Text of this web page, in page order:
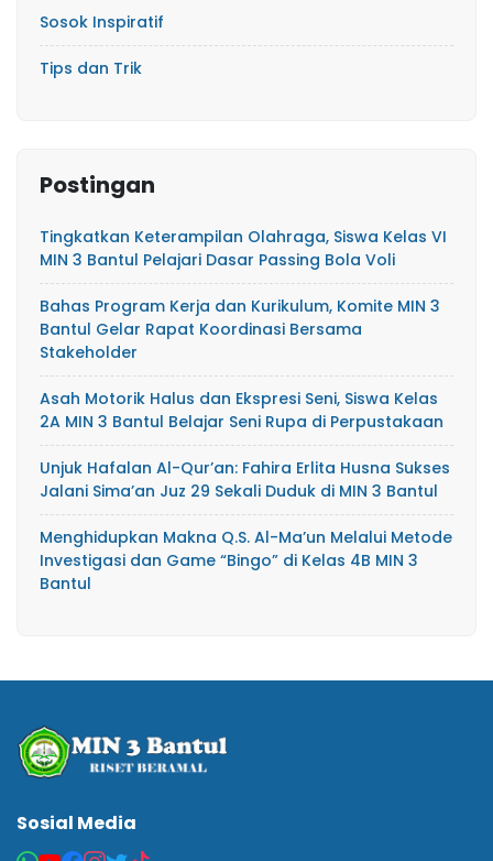
Sosok Inspiratif
Tips dan Trik
Postingan
Tingkatkan Keterampilan Olahraga, Siswa Kelas VI
MIN 3 Bantul Pelajari Dasar Passing Bola Voli
Bahas Program Kerja dan Kurikulum, Komite MIN 3
Bantul Gelar Rapat Koordinasi Bersama
Stakeholder
Asah Motorik Halus dan Ekspresi Seni, Siswa Kelas
2A MIN 3 Bantul Belajar Seni Rupa di Perpustakaan
Unjuk Hafalan Al-Qur’an: Fahira Erlita Husna Sukses
Jalani Sima’an Juz 29 Sekali Duduk di MIN 3 Bantul
Menghidupkan Makna Q.S. Al-Ma’un Melalui Metode
Investigasi dan Game “Bingo” di Kelas 4B MIN 3
Bantul
Sosial Media